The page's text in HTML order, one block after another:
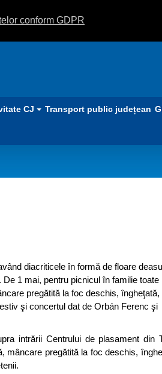
conform GDPR
CJ Transport public județean
diacriticele în formă de floare
1 mai, pentru picnicul în familie toate
pregătită la foc deschis, îngheţată,
şi concertul dat de Orbán Ferenc şi
intrării Centrului de plasament din
mâncare pregătită la foc deschis,